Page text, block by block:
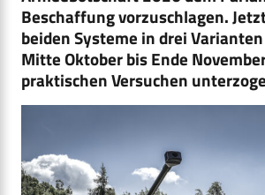
Beschaffung vorzuschlagen.
beiden Systeme in drei
Mitte Oktober bis Ende
praktischen Versuchen